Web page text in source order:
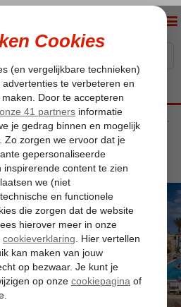
Caleta de Fuste Broncemar Beach